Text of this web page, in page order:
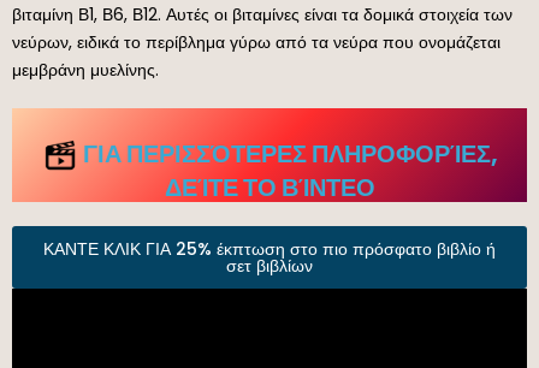
βιταμίνη Β1, Β6, Β12. Αυτές οι βιταμίνες είναι τα δομικά στοιχεία των
νεύρων, ειδικά το περίβλημα γύρω από τα νεύρα που ονομάζεται
μεμβράνη μυελίνης.
ΓΙΑ ΠΕΡΙΣΣΌΤΕΡΕΣ ΠΛΗΡΟΦΟΡΊΕΣ,
ΔΕΊΤΕ ΤΟ ΒΊΝΤΕΟ
ΚΑΝΤΕ ΚΛΙΚ ΓΙΑ 25% έκπτωση στο πιο πρόσφατο βιβλίο ή
σετ βιβλίων